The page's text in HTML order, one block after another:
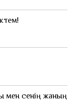
мен сенің жаның